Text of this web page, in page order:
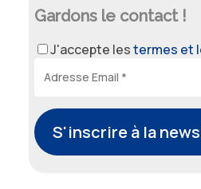
Gardons le contact !
J'accepte lestermes et